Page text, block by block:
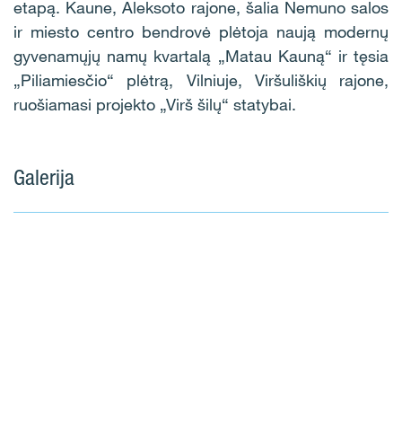
etapą. Kaune, Aleksoto rajone, šalia Nemuno salos
ir miesto centro bendrovė plėtoja naują modernų
gyvenamųjų namų kvartalą „Matau Kauną“ ir tęsia
„Piliamiesčio“ plėtrą, Vilniuje, Viršuliškių rajone,
ruošiamasi projekto „Virš šilų“ statybai.
Galerija